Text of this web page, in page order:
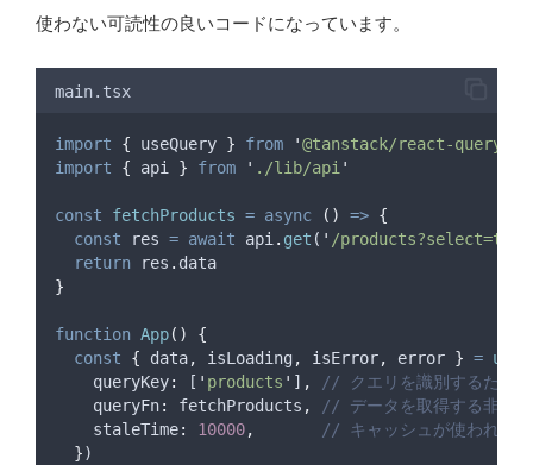
使わない可読性の良いコードになっています。
main.tsx
import { useQuery } from '@tanstack/react-query
import
{ api } from ' ./lib/api'
const fetchProducts = async () => {
const
res = await api. get ( ' /
return
res . data
}
function App()
{
const
{ data, isLoading , isError, error } =
queryKey: [ ' products ' ] ,
// クエリを識別するため
queryFn: fetchProducts ,
// データを取得する非同
staleTime: 10000,
// キャッシュが使われる
})